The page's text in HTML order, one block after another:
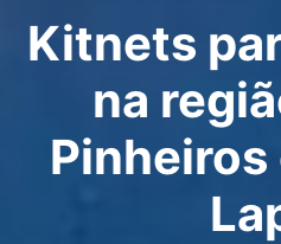
Kitnets
na
Pinheiros